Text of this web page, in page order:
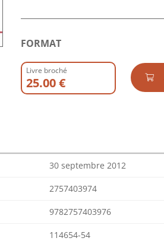
FORMAT
Livre broché
25.00 €
30 septembre 2012
2757403974
9782757403976
114654-54